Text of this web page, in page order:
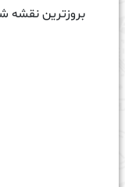
بروزترین نقشه